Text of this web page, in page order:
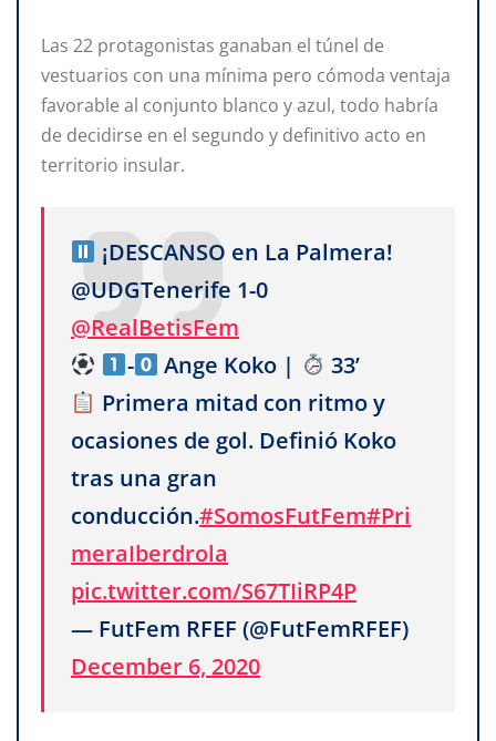
Las 22 protagonistas ganaban el túnel de
vestuarios con una mínima pero cómoda ventaja
favorable al conjunto blanco y azul, todo habría
de decidirse en el segundo y definitivo acto en
territorio insular.
¡DESCANSO en La Palmera!
@UDGTenerife 1-0
@RealBetisFem
-
Ange Koko |
33’
Primera mitad con ritmo y
ocasiones de gol. Definió Koko
tras una gran
conducción.#SomosFutFem#Pri
meraIberdrola
pic.twitter.com/S67TIiRP4P
— FutFem RFEF (@FutFemRFEF)
December 6, 2020